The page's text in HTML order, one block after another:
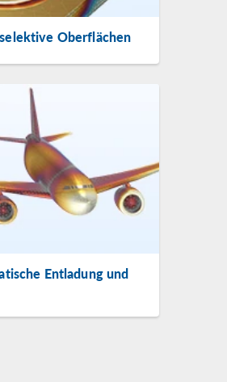
Oberflächen
Entladung und